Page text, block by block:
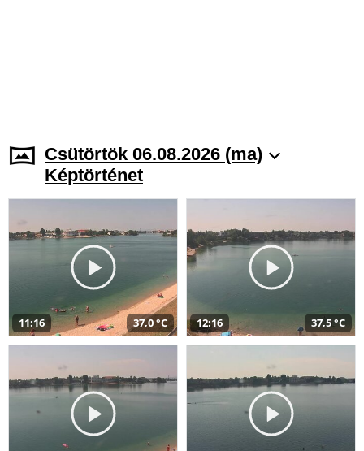
Csütörtök 06.08.2026 (ma)
Képtörténet
11:16 37,0 °C 12:16 37,5 °C